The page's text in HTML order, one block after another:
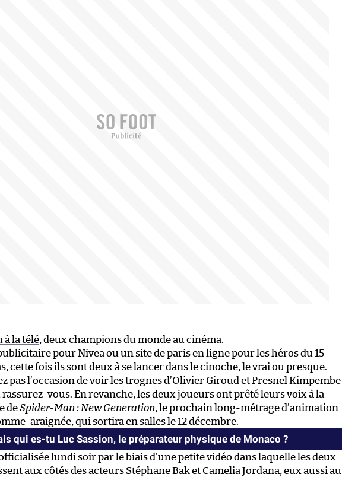
à la télé, deux champions du monde au cinéma.
pour Nivea ou un site de paris en ligne pour les héros du 15
cette fois ils sont deux à se lancer dans le cinoche, le vrai ou presque.
pas l’occasion de voir les trognes d’Olivier Giroud et Presnel Kimpembe
vous. En revanche, les deux joueurs ont prêté leurs voix à la
deSpider-Man : New Generation, le prochain long-métrage d’animation
araignée, qui sortira en salles le 12 décembre.
qui es-tu Luc Sassion, le préparateur physique de Monaco ?
lundi soir par le biais d’une petite vidéo dans laquelle les deux
aux côtés des acteurs Stéphane Bak et Camelia Jordana, eux aussi au